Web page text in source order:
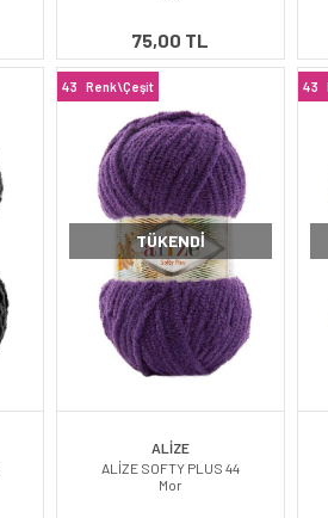
75,00 TL
43 Renk\Çeşit
TÜKENDI
ALİZE
ALİZE SOFTY PLUS 44
Mor
43